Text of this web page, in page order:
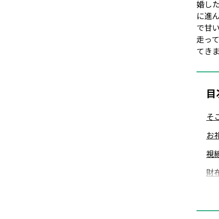
婚し
に進
で甘
走っ
てき
そ
お
視
財
す